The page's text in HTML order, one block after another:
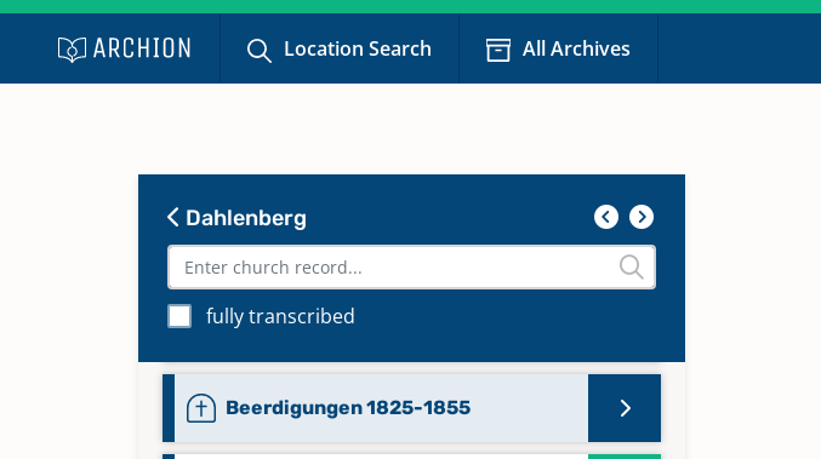
Location Search All Archives
Dahlenberg
fully transcribed
Alphabetisches Verzeichnis Taufen,
Trauungen, Beerdigungen 1915-2006
Keine verfügbaren Digitalisate
Beerdigungen 1825-1855